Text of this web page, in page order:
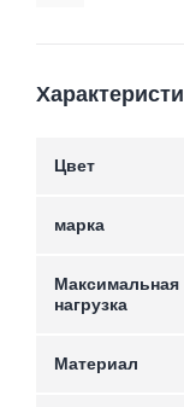
Цвет
марка
Максимальная
нагрузка
Материал